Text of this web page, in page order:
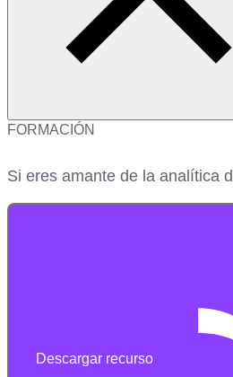
FORMACIÓN
Cómo definir una
Cómo aplicar el Big
Si eres amante de la analítica
Descargar recurso